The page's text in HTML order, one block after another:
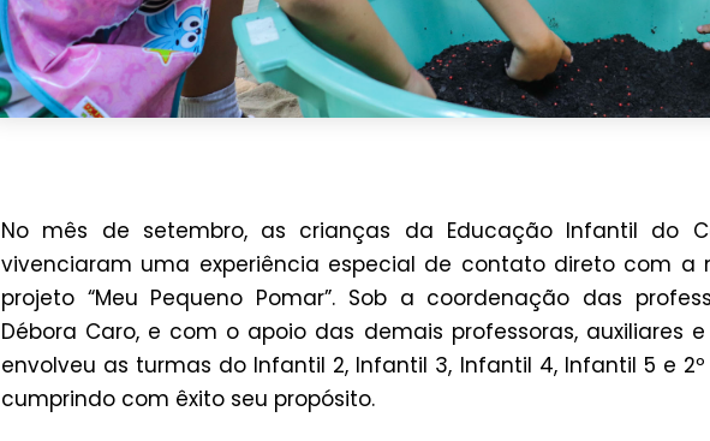
No mês de setembro, as crianças da Educação Infantil do
vivenciaram uma experiência especial de contato direto com a
projeto “Meu Pequeno Pomar”. Sob a coordenação das
Débora Caro, e com o apoio das demais professoras, auxiliares
envolveu as turmas do Infantil 2, Infantil 3, Infantil 4, Infantil 5 e
cumprindo com êxito seu propósito.